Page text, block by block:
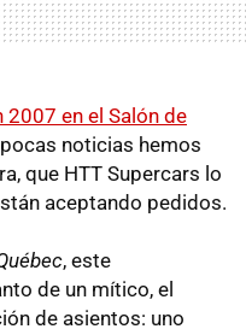
2007 en el Salón de
noticias hemos
que HTT Supercars lo
aceptando pedidos.
, este
de un mítico, el
de asientos: uno